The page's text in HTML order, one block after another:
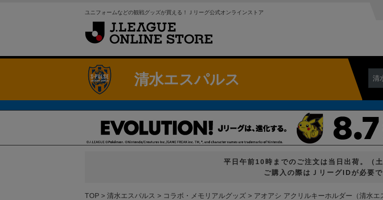
ユニフォームなどの観戦グッズが買える！Ｊリーグ公式オンラインストア
清水エスパルス 清
平日午前10時までのご注文は当日出荷。（土
ご購入の際はＪリーグIDが必要で
TOP 清水エスパルス コラボ・メモリアルグッズ アオアシ アクリルキーホルダー（清水エ